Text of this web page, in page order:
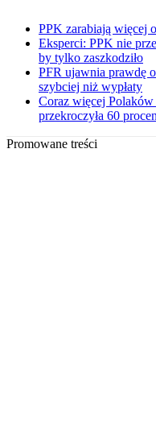
PPK zarabiają więcej
Eksperci: PPK nie
by tylko zaszkodziło
PFR ujawnia prawdę
szybciej niż wypłaty
Coraz więcej
przekroczyła 60
Promowane treści